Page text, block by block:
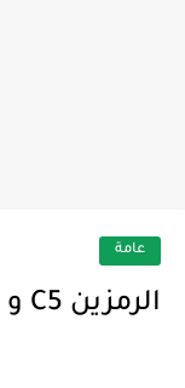
عامة
الرمزين C5 و C4